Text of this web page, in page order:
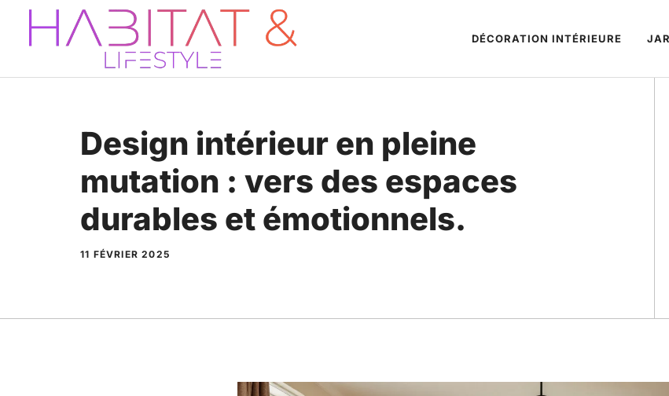
Aller
DÉCORATION INTÉRIEURE
Design intérieur en pleine
mutation : vers des espaces
durables et émotionnels.
11 FÉVRIER 2025